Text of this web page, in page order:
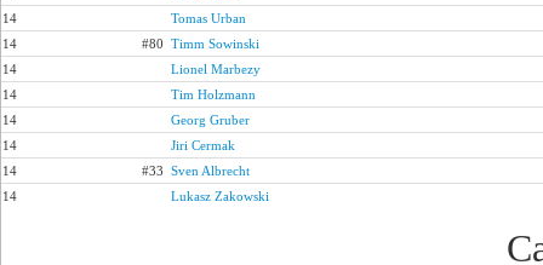
14
Tomas Urban
14
#80 Timm Sowinski
14
Lionel Marbezy
14
Tim Holzmann
14
Georg Gruber
14
Jiri Cermak
14
#33 Sven Albrecht
14
Lukasz Zakowski